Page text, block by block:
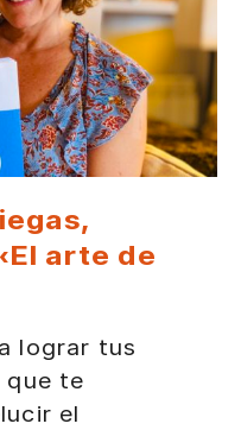
arte de
lograr tus
que te
el